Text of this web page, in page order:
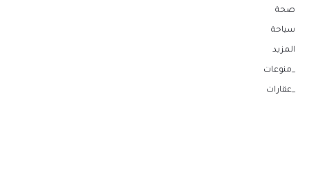
صحة
سياحة
المزيد
_منوعات
_عقارات